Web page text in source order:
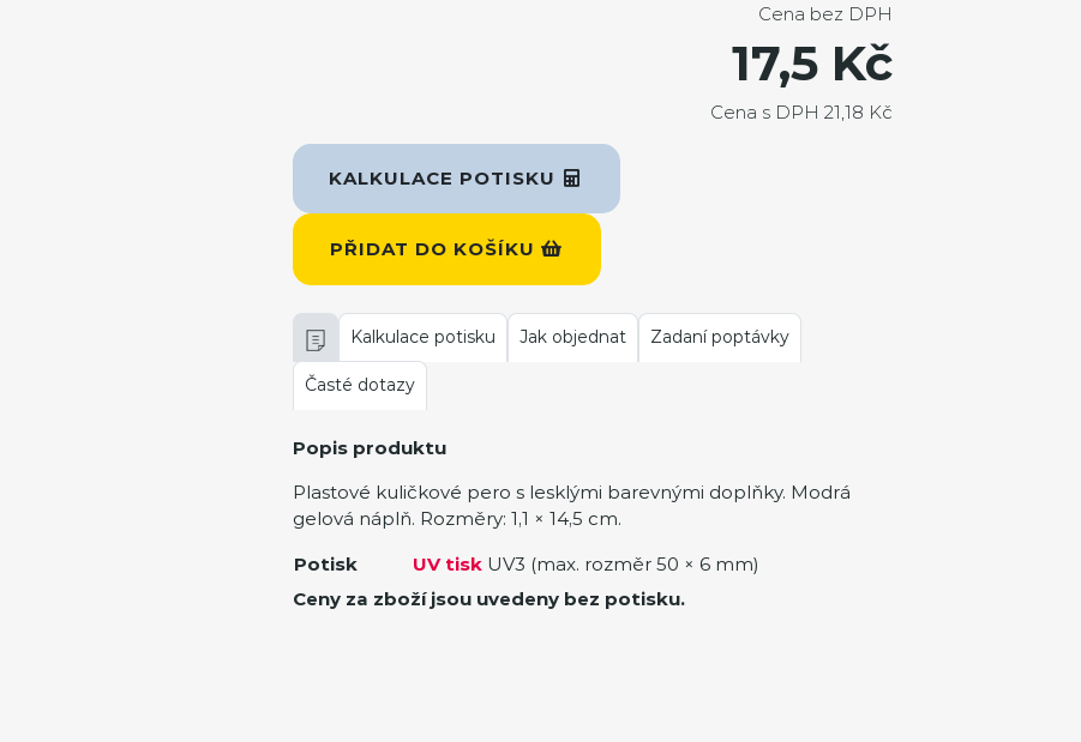
KALKULACE POTISKU
PŘIDAT DO KOŠÍKU
Cena bez DPH
17,5 Kč
Cena s DPH 21,18 Kč
Kalkulace potisku Jak objednat Zadaní poptávky
Časté dotazy
Popis produktu
Plastové kuličkové pero s lesklými barevnými doplňky. Modrá
gelová náplň. Rozměry: 1,1 × 14,5 cm.
Potisk
UV tisk UV3 (max. rozměr 50 × 6 mm)
Ceny za zboží jsou uvedeny bez potisku.